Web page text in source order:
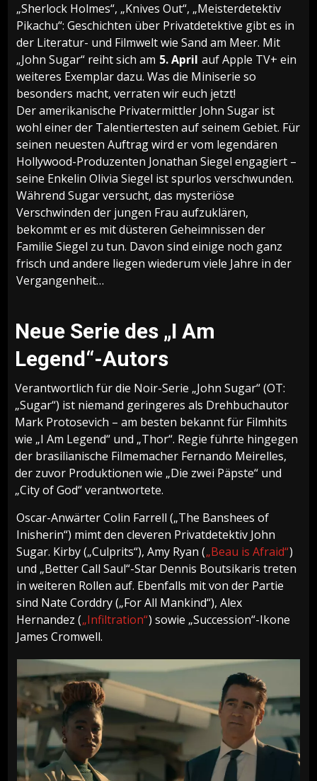
„Sherlock Holmes“, „Knives Out“, „Meisterdetektiv
Pikachu“: Geschichten über Privatdetektive gibt es in
der Literatur- und Filmwelt wie Sand am Meer. Mit
„John Sugar“ reiht sich am 5. April auf Apple TV+ ein
weiteres Exemplar dazu. Was die Miniserie so
besonders macht, verraten wir euch jetzt!
Der amerikanische Privatermittler John Sugar ist
wohl einer der Talentiertesten auf seinem Gebiet. Für
seinen neuesten Auftrag wird er vom legendären
Hollywood-Produzenten Jonathan Siegel engagiert –
seine Enkelin Olivia Siegel ist spurlos verschwunden.
Während Sugar versucht, das mysteriöse
Verschwinden der jungen Frau aufzuklären,
bekommt er es mit düsteren Geheimnissen der
Familie Siegel zu tun. Davon sind einige noch ganz
frisch und andere liegen wiederum viele Jahre in der
Vergangenheit…
Neue Serie des „I Am
Legend“-Autors
Verantwortlich für die Noir-Serie „John Sugar“ (OT:
„Sugar“) ist niemand geringeres als Drehbuchautor
Mark Protosevich – am besten bekannt für Filmhits
wie „I Am Legend“ und „Thor“. Regie führte hingegen
der brasilianische Filmemacher Fernando Meirelles,
der zuvor Produktionen wie „Die zwei Päpste“ und
„City of God“ verantwortete.
Oscar-Anwärter Colin Farrell („The Banshees of
Inisherin“) mimt den cleveren Privatdetektiv John
Sugar. Kirby („Culprits“), Amy Ryan („Beau is Afraid“)
und „Better Call Saul“-Star Dennis Boutsikaris treten
in weiteren Rollen auf. Ebenfalls mit von der Partie
sind Nate Corddry („For All Mankind“), Alex
Hernandez („Infiltration“) sowie „Succession“-Ikone
James Cromwell.